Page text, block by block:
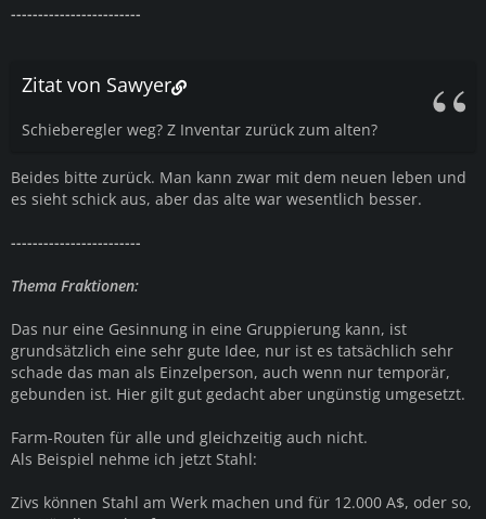
------------------------
Zitat von Sawyer
Schieberegler weg? Z Inventar zurück zum alten?
Beides bitte zurück. Man kann zwar mit dem neuen leben und
es sieht schick aus, aber das alte war wesentlich besser.
------------------------
Thema Fraktionen:
Das nur eine Gesinnung in eine Gruppierung kann, ist
grundsätzlich eine sehr gute Idee, nur ist es tatsächlich sehr
schade das man als Einzelperson, auch wenn nur temporär,
gebunden ist. Hier gilt gut gedacht aber ungünstig umgesetzt.
Farm-Routen für alle und gleichzeitig auch nicht.
Als Beispiel nehme ich jetzt Stahl:
Zivs können Stahl am Werk machen und für 12.000 A$, oder so,